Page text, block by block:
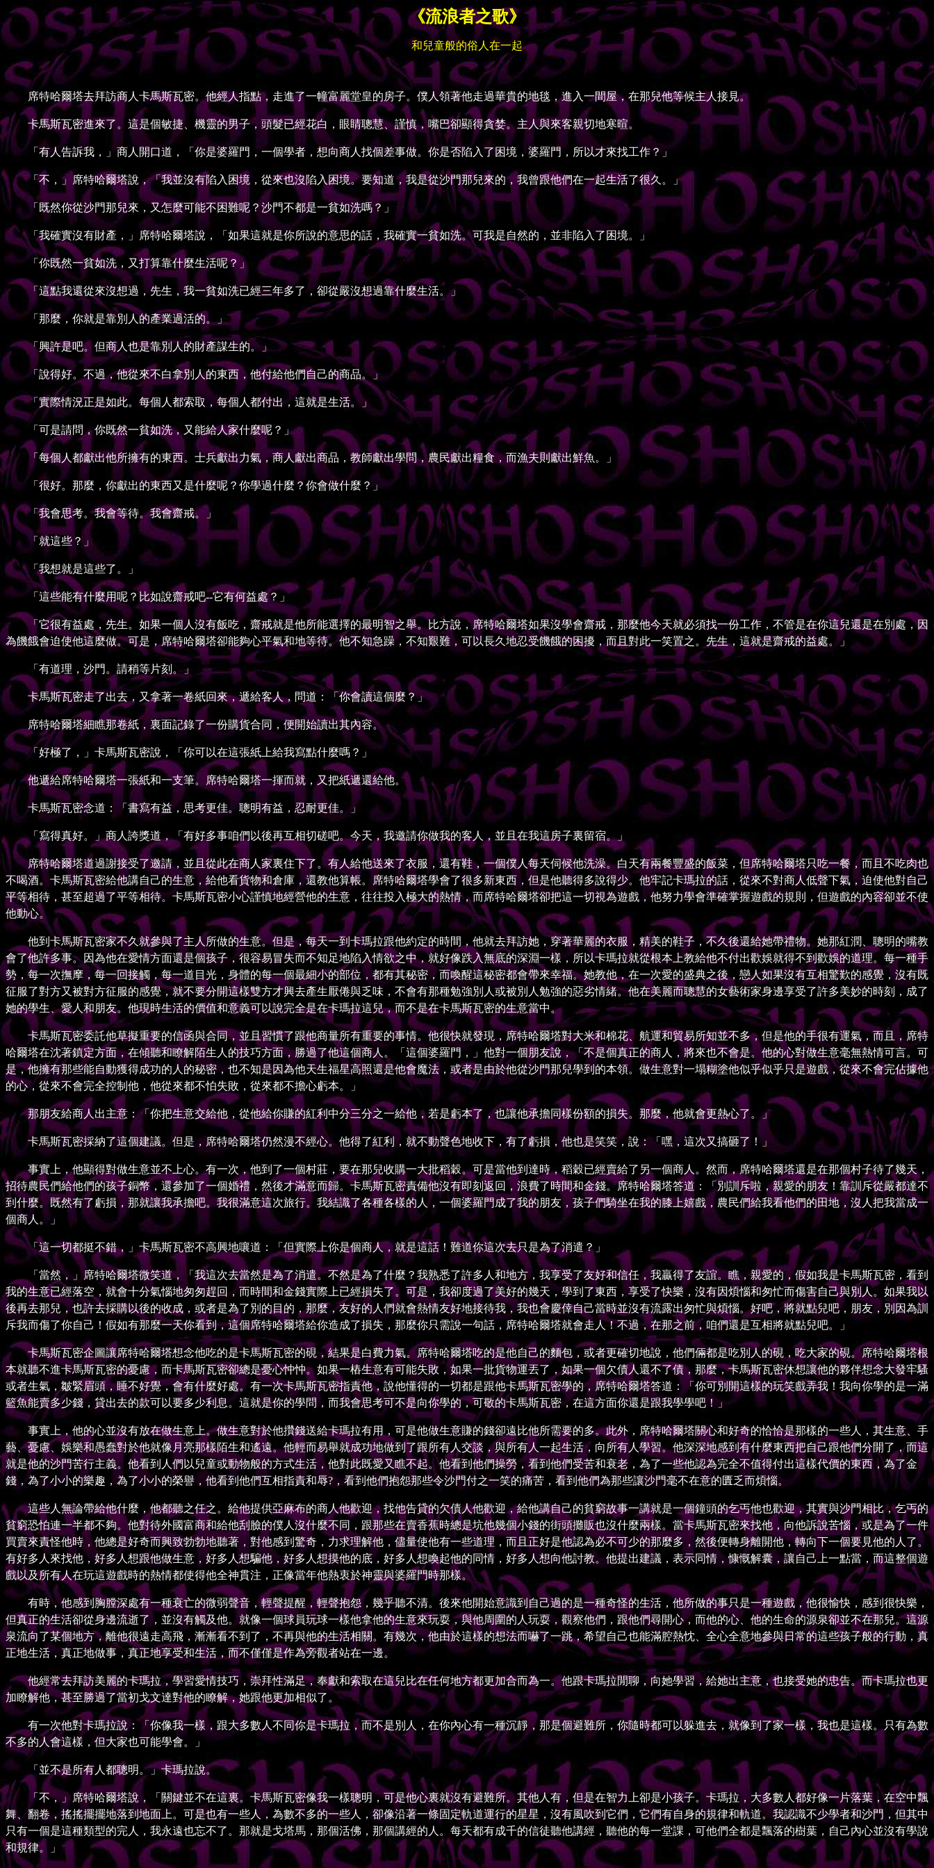
《流浪者之歌》
和兒童般的俗人在一起
席特哈爾塔去拜訪商人卡馬斯瓦密。他經人指點，走進了一幢富麗堂皇的房子。僕人領著他走過華貴的地毯，進入一間屋，在那兒他等候主人接見。
卡馬斯瓦密進來了。這是個敏捷、機靈的男子，頭髮已經花白，眼睛聰慧、謹慎，嘴巴卻顯得貪婪。主人與來客親切地寒暄。
「有人告訴我，」商人開口道，「你是婆羅門，一個學者，想向商人找個差事做。你是否陷入了困境，婆羅門，所以才來找工作？」
「不，」席特哈爾塔說，「我並沒有陷入困境，從來也沒陷入困境。要知道，我是從沙門那兒來的，我曾跟他們在一起生活了很久。」
「既然你從沙門那兒來，又怎麼可能不困難呢？沙門不都是一貧如洗嗎？」
「我確實沒有財產，」席特哈爾塔說，「如果這就是你所說的意思的話，我確實一貧如洗。可我是自然的，並非陷入了困境。」
「你既然一貧如洗，又打算靠什麼生活呢？」
「這點我還從來沒想過，先生，我一貧如洗已經三年多了，卻從嚴沒想過靠什麼生活。」
「那麼，你就是靠別人的產業過活的。」
「興許是吧。但商人也是靠別人的財產謀生的。」
「說得好。不過，他從來不白拿別人的東西，他付給他們自己的商品。」
「實際情況正是如此。每個人都索取，每個人都付出，這就是生活。」
「可是請問，你既然一貧如洗，又能給人家什麼呢？」
「每個人都獻出他所擁有的東西。士兵獻出力氣，商人獻出商品，教師獻出學問，農民獻出糧食，而漁夫則獻出鮮魚。」
「很好。那麼，你獻出的東西又是什麼呢？你學過什麼？你會做什麼？」
「我會思考。我會等待。我會齋戒。」
「就這些？」
「我想就是這些了。」
「這些能有什麼用呢？比如說齋戒吧--它有何益處？」
「它很有益處，先生。如果一個人沒有飯吃，齋戒就是他所能選擇的最明智之舉。比方說，席特哈爾塔如果沒學會齋戒，那麼他今天就必須找一份工作，不管是在你這兒還是在別處，因
為饑餓會迫使他這麼做。可是，席特哈爾塔卻能夠心平氣和地等待。他不知急躁，不知艱難，可以長久地忍受饑餓的困擾，而且對此一笑置之。先生，這就是齋戒的益處。」
「有道理，沙門。請稍等片刻。」
卡馬斯瓦密走了出去，又拿著一卷紙回來，遞給客人，問道：「你會讀這個麼？」
席特哈爾塔細瞧那卷紙，裏面記錄了一份購貨合同，便開始讀出其內容。
「好極了，」卡馬斯瓦密說，「你可以在這張紙上給我寫點什麼嗎？」
他遞給席特哈爾塔一張紙和一支筆。席特哈爾塔一揮而就，又把紙遞還給他。
卡馬斯瓦密念道：「書寫有益，思考更佳。聰明有益，忍耐更佳。」
「寫得真好。」商人誇獎道，「有好多事咱們以後再互相切磋吧。今天，我邀請你做我的客人，並且在我這房子裏留宿。」
席特哈爾塔道過謝接受了邀請，並且從此在商人家裏住下了。有人給他送來了衣服，還有鞋，一個僕人每天伺候他洗澡。白天有兩餐豐盛的飯菜，但席特哈爾塔只吃一餐，而且不吃肉也
不喝酒。卡馬斯瓦密給他講自己的生意，給他看貨物和倉庫，還教他算帳。席特哈爾塔學會了很多新東西，但是他聽得多說得少。他牢記卡瑪拉的話，從來不對商人低聲下氣，迫使他對自己
平等相待，甚至超過了平等相待。卡馬斯瓦密小心謹慎地經營他的生意，往往投入極大的熱情，而席特哈爾塔卻把這一切視為遊戲，他努力學會準確掌握遊戲的規則，但遊戲的內容卻並不使
他動心。
他到卡馬斯瓦密家不久就參與了主人所做的生意。但是，每天一到卡瑪拉跟他約定的時間，他就去拜訪她，穿著華麗的衣服，精美的鞋子，不久後還給她帶禮物。她那紅潤、聰明的嘴教
會了他許多事。因為他在愛情方面還是個孩子，很容易冒失而不知足地陷入情欲之中，就好像跌入無底的深淵一樣，所以卡瑪拉就從根本上教給他不付出歡娛就得不到歡娛的道理。每一種手
勢，每一次撫摩，每一回接觸，每一道目光，身體的每一個最細小的部位，都有其秘密，而喚醒這秘密都會帶來幸福。她教他，在一次愛的盛典之後，戀人如果沒有互相驚歎的感覺，沒有既
征服了對方又被對方征服的感覺，就不要分開這樣雙方才興去產生厭倦與乏味，不會有那種勉強別人或被別人勉強的惡劣情緒。他在美麗而聰慧的女藝術家身邊享受了許多美妙的時刻，成了
她的學生、愛人和朋友。他現時生活的價值和意義可以說完全是在卡瑪拉這兒，而不是在卡馬斯瓦密的生意當中。
卡馬斯瓦密委託他草擬重要的信函與合同，並且習慣了跟他商量所有重要的事情。他很快就發現，席特哈爾塔對大米和棉花、航運和貿易所知並不多，但是他的手很有運氣，而且，席特
哈爾塔在沈著鎮定方面，在傾聽和瞭解陌生人的技巧方面，勝過了他這個商人。「這個婆羅門，」他對一個朋友說，「不是個真正的商人，將來也不會是。他的心對做生意毫無熱情可言。可
是，他擁有那些能自動獲得成功的人的秘密，也不知是因為他天生福星高照還是他會魔法，或者是由於他從沙門那兒學到的本領。做生意對一塌糊塗他似乎似乎只是遊戲，從來不會完佔據他
的心，從來不會完全控制他，他從來都不怕失敗，從來都不擔心虧本。」
那朋友給商人出主意：「你把生意交給他，從他給你賺的紅利中分三分之一給他，若是虧本了，也讓他承擔同樣份額的損失。那麼，他就會更熱心了。」
卡馬斯瓦密採納了這個建議。但是，席特哈爾塔仍然漫不經心。他得了紅利，就不動聲色地收下，有了虧損，他也是笑笑，說：「嘿，這次又搞砸了！」
事實上，他顯得對做生意並不上心。有一次，他到了一個村莊，要在那兒收購一大批稻穀。可是當他到達時，稻穀已經賣給了另一個商人。然而，席特哈爾塔還是在那個村子待了幾天，
招待農民們給他們的孩子銅幣，還參加了一個婚禮，然後才滿意而歸。卡馬斯瓦密責備他沒有即刻返回，浪費了時間和金錢。席特哈爾塔答道：「別訓斥啦，親愛的朋友！靠訓斥從嚴都達不
到什麼。既然有了虧損，那就讓我承擔吧。我很滿意這次旅行。我結識了各種各樣的人，一個婆羅門成了我的朋友，孩子們騎坐在我的膝上嬉戲，農民們給我看他們的田地，沒人把我當成一
個商人。」
「這一切都挺不錯，」卡馬斯瓦密不高興地嚷道：「但實際上你是個商人，就是這話！難道你這次去只是為了消遣？」
「當然，」席特哈爾塔微笑道，「我這次去當然是為了消遣。不然是為了什麼？我熟悉了許多人和地方，我享受了友好和信任，我贏得了友誼。瞧，親愛的，假如我是卡馬斯瓦密，看到
我的生意已經落空，就會十分氣惱地匆匆趕回，而時間和金錢實際上已經損失了。可是，我卻度過了美好的幾天，學到了東西，享受了快樂，沒有因煩惱和匆忙而傷害自己與別人。如果我以
後再去那兒，也許去採購以後的收成，或者是為了別的目的，那麼，友好的人們就會熱情友好地接待我，我也會慶倖自己當時並沒有流露出匆忙與煩惱。好吧，將就點兒吧，朋友，別因為訓
斥我而傷了你自己！假如有那麼一天你看到，這個席特哈爾塔給你造成了損失，那麼你只需說一句話，席特哈爾塔就會走人！不過，在那之前，咱們還是互相將就點兒吧。」
卡馬斯瓦密企圖讓席特哈爾塔想念他吃的是卡馬斯瓦密的硯，結果是白費力氣。席特哈爾塔吃的是他自己的麵包，或者更確切地說，他們倆都是吃別人的硯，吃大家的硯。席特哈爾塔根
本就聽不進卡馬斯瓦密的憂慮，而卡馬斯瓦密卻總是憂心忡忡。如果一樁生意有可能失敗，如果一批貨物運丟了，如果一個欠債人還不了債，那麼，卡馬斯瓦密休想讓他的夥伴想念大發牢騷
或者生氣，皺緊眉頭，睡不好覺，會有什麼好處。有一次卡馬斯瓦密指責他，說他懂得的一切都是跟他卡馬斯瓦密學的，席特哈爾塔答道：「你可別開這樣的玩笑戲弄我！我向你學的是一滿
籃魚能賣多少錢，貸出去的款可以要多少利息。這就是你的學問，而我會思考可不是向你學的，可敬的卡馬斯瓦密，在這方面你還是跟我學學吧！」
事實上，他的心並沒有放在做生意上。做生意對於他攢錢送給卡瑪拉有用，可是他做生意賺的錢卻遠比他所需要的多。此外，席特哈爾塔關心和好奇的恰恰是那樣的一些人，其生意、手
藝、憂慮、娛樂和愚蠢對於他就像月亮那樣陌生和遙遠。他輕而易舉就成功地做到了跟所有人交談，與所有人一起生活，向所有人學習。他深深地感到有什麼東西把自己跟他們分開了，而這
就是他的沙門苦行主義。他看到人們以兒童或動物般的方式生活，他對此既愛又瞧不起。他看到他們操勞，看到他們受苦和衰老，為了一些他認為完全不值得付出這樣代價的東西，為了金
錢，為了小小的樂趣，為了小小的榮譽，他看到他們互相指責和辱?，看到他們抱怨那些令沙門付之一笑的痛苦，看到他們為那些讓沙門毫不在意的匱乏而煩惱。
這些人無論帶給他什麼，他都聽之任之。給他提供亞麻布的商人他歡迎，找他告貸的欠債人他歡迎，給他講自己的貧窮故事一講就是一個鐘頭的乞丐他也歡迎，其實與沙門相比，乞丐的
貧窮恐怕連一半都不夠。他對待外國富商和給他刮臉的僕人沒什麼不同，跟那些在賣香蕉時總是坑他幾個小錢的街頭攤販也沒什麼兩樣。當卡馬斯瓦密來找他，向他訴說苦惱，或是為了一件
買賣來責怪他時，他總是好奇而興致勃勃地聽著，對他感到驚奇，力求理解他，儘量使他有一些道理，而且正好是他認為必不可少的那麼多，然後便轉身離開他，轉向下一個要見他的人了。
有好多人來找他，好多人想跟他做生意，好多人想騙他，好多人想摸他的底，好多人想喚起他的同情，好多人想向他討教。他提出建議，表示同情，慷慨解囊，讓自己上一點當，而這整個遊
戲以及所有人在玩這遊戲時的熱情都使得他全神貫注，正像當年他熱衷於神靈與婆羅門時那樣。
有時，他感到胸膛深處有一種衰亡的微弱聲音，輕聲提醒，輕聲抱怨，幾乎聽不清。後來他開始意識到自己過的是一種奇怪的生活，他所做的事只是一種遊戲，他很愉快，感到很快樂，
但真正的生活卻從身邊流逝了，並沒有觸及他。就像一個球員玩球一樣他拿他的生意來玩耍，與他周圍的人玩耍，觀察他們，跟他們尋開心，而他的心、他的生命的源泉卻並不在那兒。這源
泉流向了某個地方，離他很遠走高飛，漸漸看不到了，不再與他的生活相關。有幾次，他由於這樣的想法而嚇了一跳，希望自己也能滿腔熱忱、全心全意地參與日常的這些孩子般的行動，真
正地生活，真正地做事，真正地享受和生活，而不僅僅是作為旁觀者站在一邊。
他經常去拜訪美麗的卡瑪拉，學習愛情技巧，崇拜性滿足，奉獻和索取在這兒比在任何地方都更加合而為一。他跟卡瑪拉閒聊，向她學習，給她出主意，也接受她的忠告。而卡瑪拉也更
加瞭解他，甚至勝過了當初戈文達對他的瞭解，她跟他更加相似了。
有一次他對卡瑪拉說：「你像我一樣，跟大多數人不同你是卡瑪拉，而不是別人，在你內心有一種沉靜，那是個避難所，你隨時都可以躲進去，就像到了家一樣，我也是這樣。只有為數
不多的人會這樣，但大家也可能學會。」
「並不是所有人都聰明。」卡瑪拉說。
「不，」席特哈爾塔說，「關鍵並不在這裏。卡馬斯瓦密像我一樣聰明，可是他心裏就沒有避難所。其他人有，但是在智力上卻是小孩子。卡瑪拉，大多數人都好像一片落葉，在空中飄
舞、翻卷，搖搖擺擺地落到地面上。可是也有一些人，為數不多的一些人，卻像沿著一條固定軌道運行的星星，沒有風吹到它們，它們有自身的規律和軌道。我認識不少學者和沙門，但其中
只有一個是這種類型的完人，我永遠也忘不了。那就是戈塔馬，那個活佛，那個講經的人。每天都有成千的信徒聽他講經，聽他的每一堂課，可他們全都是飄落的樹葉，自己內心並沒有學說
和規律。」